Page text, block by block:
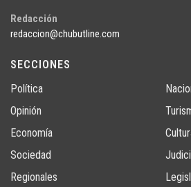
Redacción
redaccion@chubutline.com
SECCIONES
Política
Opinión
Economía
Sociedad
Regionales